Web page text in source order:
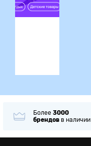
Более 3000
брендов в наличии